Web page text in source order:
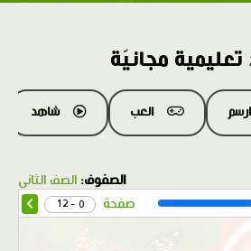
تعليمية مجانيّة
ارسم العب شاهد
الصفوف: الصف الثاني
صفحة 0 - 12